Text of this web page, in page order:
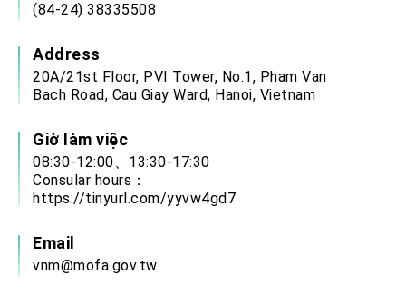
(84-24) 38335508
Address
20A/21st Floor, PVI Tower, No.1, Pham Van
Bach Road, Cau Giay Ward, Hanoi, Vietnam
Giờ làm việc
08:30-12:00、13:30-17:30
Consular hours：
https://tinyurl.com/yyvw4gd7
Email
vnm@mofa.gov.tw